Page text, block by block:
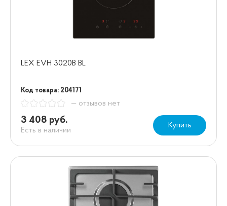
LEX EVH 3020B BL
Код товара: 204171
— отзывов нет
3 408 руб.
Есть в наличии
Купить